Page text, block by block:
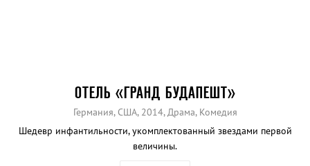
ОТЕЛЬ «ГРАНД БУДАПЕШТ»
Германия, США, 2014, Драма, Комедия
Шедевр инфантильности, укомплектованный звездами первой
величины.